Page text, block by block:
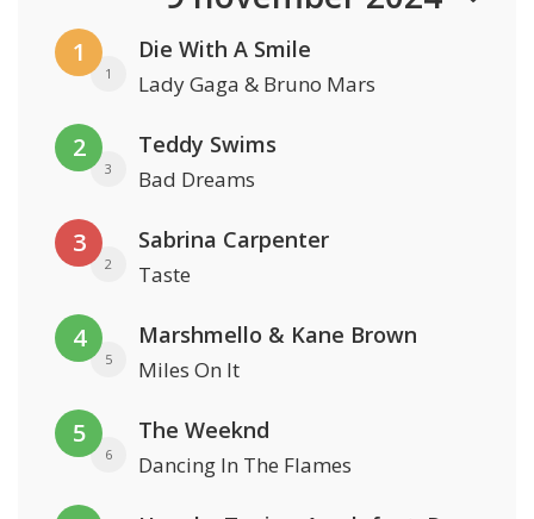
1
1
Die With A Smile
Lady Gaga & Bruno Mars
2
3
Teddy Swims
Bad Dreams
3
2
Sabrina Carpenter
Taste
4
5
Marshmello & Kane Brown
Miles On It
5
6
The Weeknd
Dancing In The Flames